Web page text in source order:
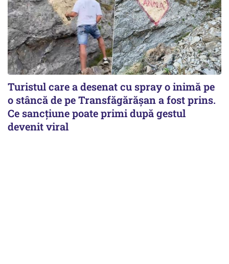
Turistul care a desenat cu spray o inimă pe
o stâncă de pe Transfăgărășan a fost prins.
Ce sancțiune poate primi după gestul
devenit viral